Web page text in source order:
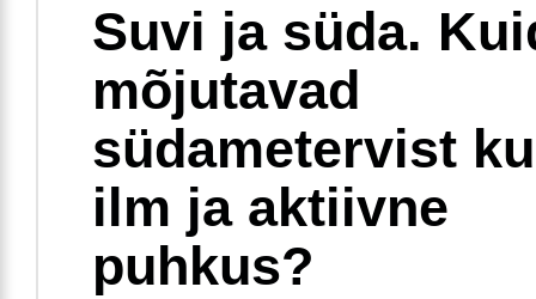
Suvi ja süda.
mõjutavad
südametervist
ilm ja aktiivne
puhkus?